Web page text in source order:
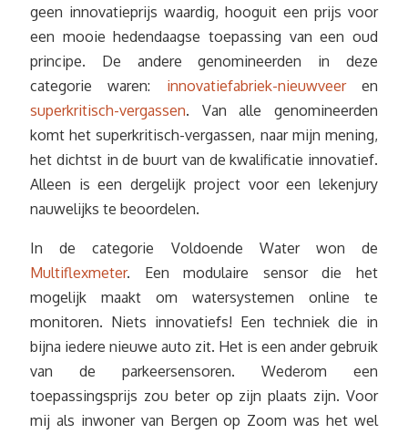
geen innovatieprijs waardig, hooguit een prijs voor
een mooie hedendaagse toepassing van een oud
principe. De andere genomineerden in deze
categorie waren: innovatiefabriek-nieuwveeren
superkritisch-vergassen. Van alle genomineerden
komt het superkritisch-vergassen, naar mijn mening,
het dichtst in de buurt van de kwalificatie innovatief.
Alleen is een dergelijk project voor een lekenjury
nauwelijks te beoordelen.
In de categorie Voldoende Water won de
Multiflexmeter. Een modulaire sensor die het
mogelijk maakt om watersystemen online te
monitoren. Niets innovatiefs! Een techniek die in
bijna iedere nieuwe auto zit. Het is een ander gebruik
van de parkeersensoren. Wederom een
toepassingsprijs zou beter op zijn plaats zijn. Voor
mij als inwoner van Bergen op Zoom was het wel